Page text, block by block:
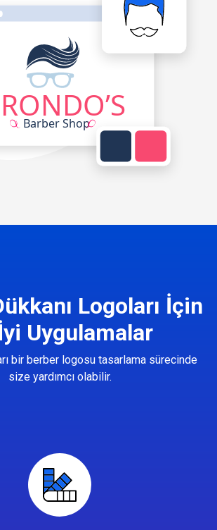
Logoları İçin
Uygulamalar
bir berber logosu tasarlama sürecinde
size yardımcı olabilir.